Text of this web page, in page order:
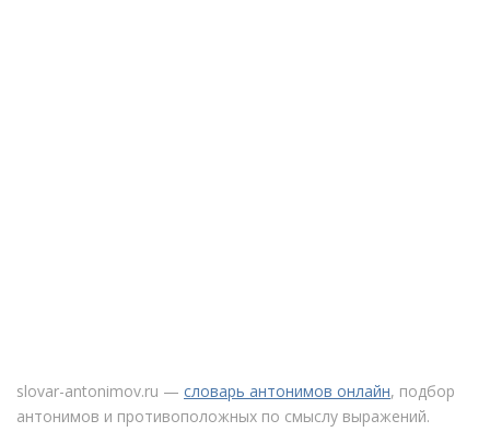
slovar-antonimov.ru — словарь антонимов онлайн, подбор
антонимов и противоположных по смыслу выражений.